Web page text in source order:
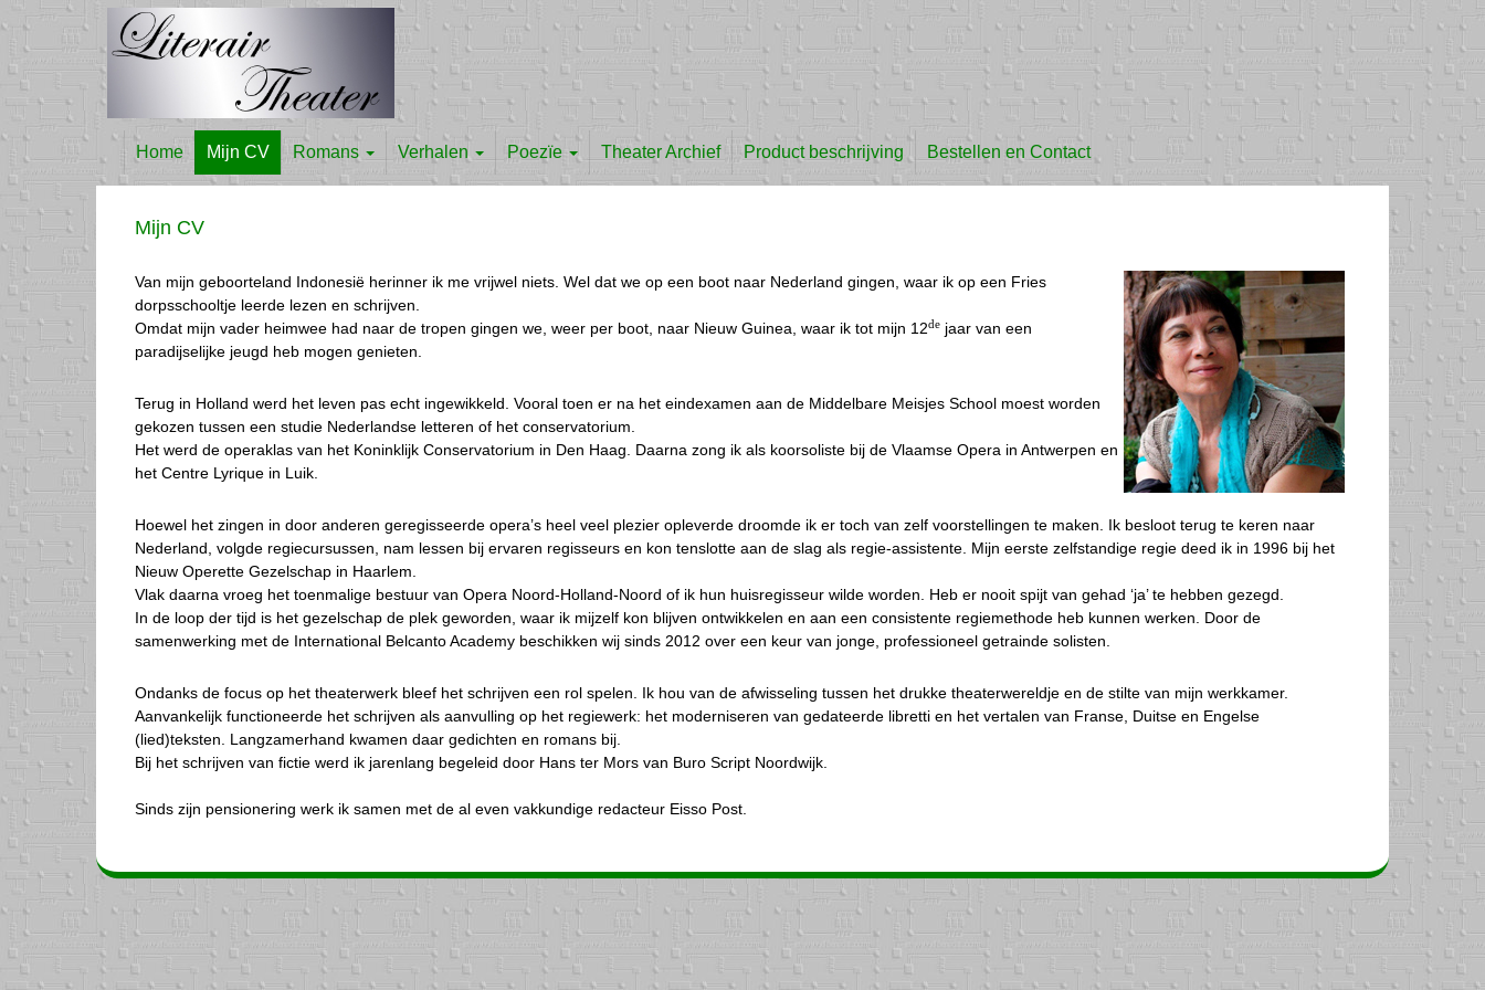
Home Mijn CV Romans Verhalen Poezïe Theater Archief Product beschrijving Bestellen en Contact
Mijn CV
Van mijn geboorteland Indonesië herinner ik me vrijwel niets. Wel dat we op een boot naar Nederland gingen, waar ik op een Fries
dorpsschooltje leerde lezen en schrijven.
Omdat mijn vader heimwee had naar de tropen gingen we, weer per boot, naar Nieuw Guinea, waar ik tot mijn 12de jaar van een
paradijselijke jeugd heb mogen genieten.
Terug in Holland werd het leven pas echt ingewikkeld. Vooral toen er na het eindexamen aan de Middelbare Meisjes School moest worden
gekozen tussen een studie Nederlandse letteren of het conservatorium.
Het werd de operaklas van het Koninklijk Conservatorium in Den Haag. Daarna zong ik als koorsoliste bij de Vlaamse Opera in Antwerpen en
het Centre Lyrique in Luik.
Hoewel het zingen in door anderen geregisseerde opera’s heel veel plezier opleverde droomde ik er toch van zelf voorstellingen te maken. Ik besloot terug te keren naar
Nederland, volgde regiecursussen, nam lessen bij ervaren regisseurs en kon tenslotte aan de slag als regie-assistente. Mijn eerste zelfstandige regie deed ik in 1996 bij het
Nieuw Operette Gezelschap in Haarlem.
Vlak daarna vroeg het toenmalige bestuur van Opera Noord-Holland-Noord of ik hun huisregisseur wilde worden. Heb er nooit spijt van gehad ‘ja’ te hebben gezegd.
In de loop der tijd is het gezelschap de plek geworden, waar ik mijzelf kon blijven ontwikkelen en aan een consistente regiemethode heb kunnen werken. Door de
samenwerking met de International Belcanto Academy beschikken wij sinds 2012 over een keur van jonge, professioneel getrainde solisten.
Ondanks de focus op het theaterwerk bleef het schrijven een rol spelen. Ik hou van de afwisseling tussen het drukke theaterwereldje en de stilte van mijn werkkamer.
Aanvankelijk functioneerde het schrijven als aanvulling op het regiewerk: het moderniseren van gedateerde libretti en het vertalen van Franse, Duitse en Engelse
(lied)teksten. Langzamerhand kwamen daar gedichten en romans bij.
Bij het schrijven van fictie werd ik jarenlang begeleid door Hans ter Mors van Buro Script Noordwijk.
Sinds zijn pensionering werk ik samen met de al even vakkundige redacteur Eisso Post.